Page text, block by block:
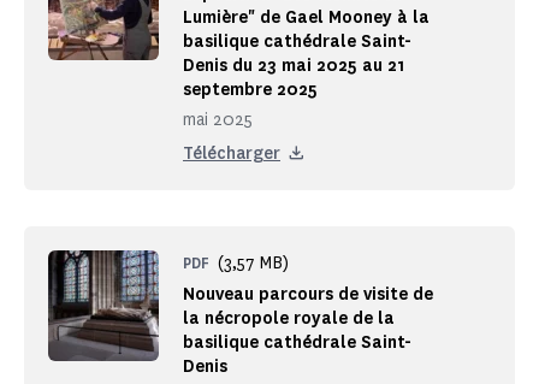
Lumière" de Gael Mooney à la
basilique cathédrale Saint-
Denis du 23 mai 2025 au 21
septembre 2025
mai 2025
Télécharger
Nouveau parcours de visite de
la nécropole royale de la
basilique cathédrale Saint-
Denis
PDF (3,57 MB)